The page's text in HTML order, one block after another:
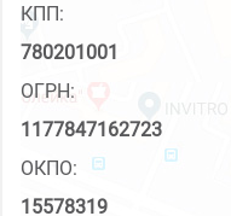
КПП:
780201001
ОГРН:
1177847162723
ОКПО:
15578319